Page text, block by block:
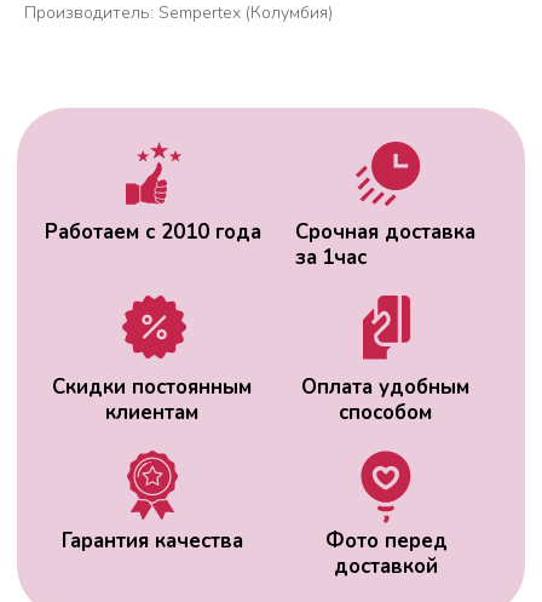
Производитель: Sempertex (Колумбия)
Гарантия качества
ВАС МОЖЕТ
ЗАИНТЕРЕСОВАТЬ